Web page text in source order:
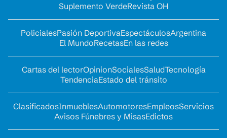
Suplemento VerdeRevista OH
PolicialesPasión DeportivaEspectáculosArgentina
El MundoRecetasEn las redes
Cartas del lectorOpinionSocialesSaludTecnología
TendenciaEstado del tránsito
ClasificadosInmueblesAutomotoresEmpleosServicios
Avisos Fúnebres y MisasEdictos